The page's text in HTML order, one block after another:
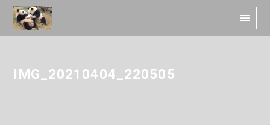
IMG_20210404_220505